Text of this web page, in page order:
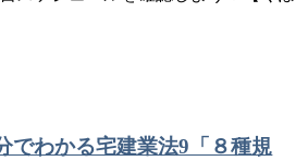
でわかる宅建業法9「８種規